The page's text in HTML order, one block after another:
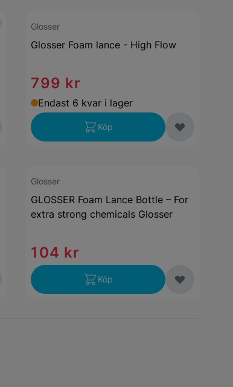
Glosser
Glosser Foam lance - High Flow
799 kr
Endast 6 kvar i lager
Köp
Glosser
GLOSSER Foam Lance Bottle – For
extra strong chemicals Glosser
104 kr
Köp